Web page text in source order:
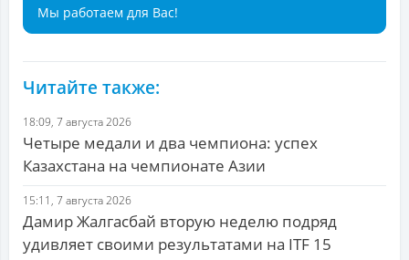
Мы работаем для Вас!
Читайте также:
18:09, 7 августа 2026
Четыре медали и два чемпиона: успех
Казахстана на чемпионате Азии
15:11, 7 августа 2026
Дамир Жалгасбай вторую неделю подряд
удивляет своими результатами на ITF 15